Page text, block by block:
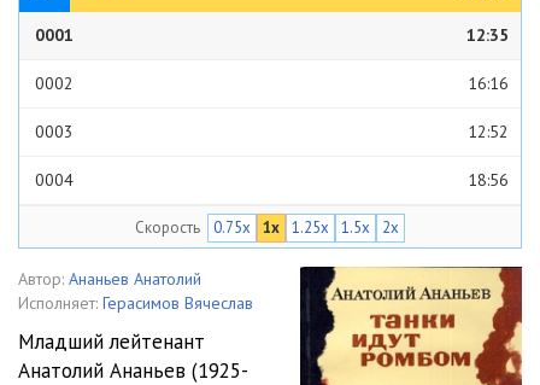
0001 12:35
0002 16:16
0003 12:52
0004 18:56
0006 09:02
10:04
0008 20:00
Скорость 0.75x 1x 1.25x 1.5x 2x
Автор: Ананьев Анатолий
Исполняет: Герасимов Вячеслав
Младший лейтенант
Анатолий Ананьев (1925-